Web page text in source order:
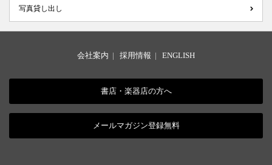
写真貸し出し
会社案内 | 採用情報 | ENGLISH
書店・楽器店の方へ
メールマガジン登録無料